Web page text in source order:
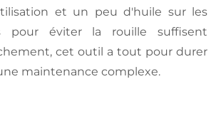
et un peu d'huile sur les
pour éviter la rouille suffisent
cet outil a tout pour durer
maintenance complexe.